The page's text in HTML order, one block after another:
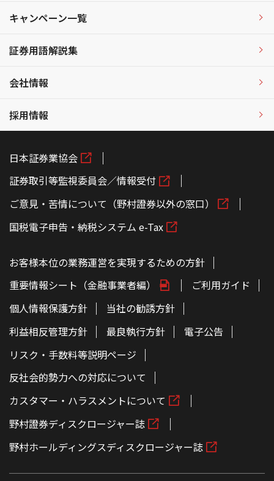
キャンペーン一覧
証券用語解説集
会社情報
採用情報
日本証券業協会
証券取引等監視委員会／情報受付
ご意見・苦情について（野村證券以外の窓口）
国税電子申告・納税システム e-Tax
お客様本位の業務運営を実現するための方針
重要情報シート（金融事業者編）
ご利用ガイド
個人情報保護方針
当社の勧誘方針
利益相反管理方針
最良執行方針
電子公告
リスク・手数料等説明ページ
反社会的勢力への対応について
カスタマー・ハラスメントについて
野村證券ディスクロージャー誌
野村ホールディングスディスクロージャー誌